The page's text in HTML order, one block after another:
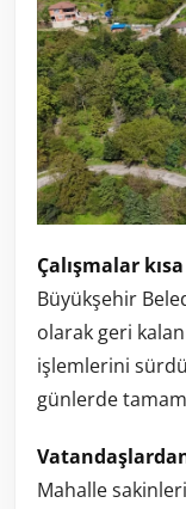
Çalışmalar
Büyükşehir
olarak geri
işlemlerini
günlerde
Mahalle